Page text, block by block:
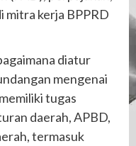
mitra kerja BPPRD
diatur
mengenai
tugas
daerah, APBD,
termasuk